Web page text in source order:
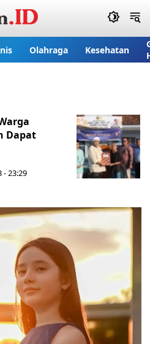
Olahraga Kesehatan
Dapat
- 23:29